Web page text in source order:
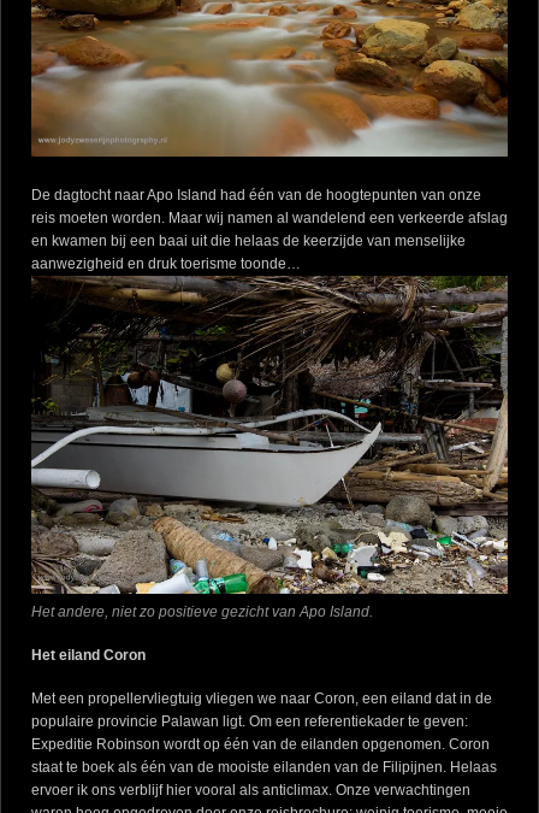
De dagtocht naar Apo Island had één van de hoogtepunten van onze
reis moeten worden. Maar wij namen al wandelend een verkeerde afslag
en kwamen bij een baai uit die helaas de keerzijde van menselijke
aanwezigheid en druk toerisme toonde…
Het andere, niet zo positieve gezicht van Apo Island.
Het eiland Coron
Met een propellervliegtuig vliegen we naar Coron, een eiland dat in de
populaire provincie Palawan ligt. Om een referentiekader te geven:
Expeditie Robinson wordt op één van de eilanden opgenomen. Coron
staat te boek als één van de mooiste eilanden van de Filipijnen. Helaas
ervoer ik ons verblijf hier vooral als anticlimax. Onze verwachtingen